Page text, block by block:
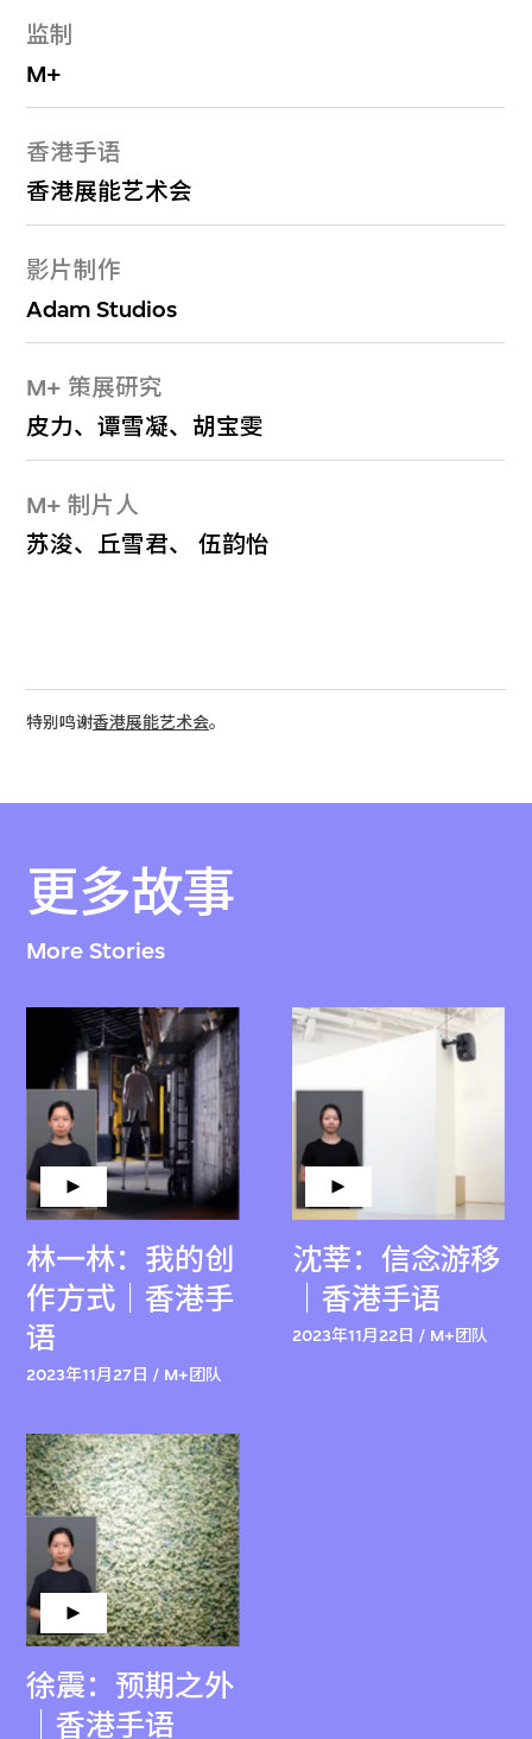
监制
M+
香港手语
香港展能艺术会
影片制作
Adam Studios
M+ 策展研究
皮力、谭雪凝、胡宝雯
M+ 制片人
苏浚、丘雪君、 伍韵怡
特别鸣谢香港展能艺术会。
更多故事
More Stories
林一林：我的创
作方式｜香港手
语
2023年11月27日 / M+团队
沈莘：信念游移
｜香港手语
2023年11月22日 / M+团队
徐震：预期之外
｜香港手语